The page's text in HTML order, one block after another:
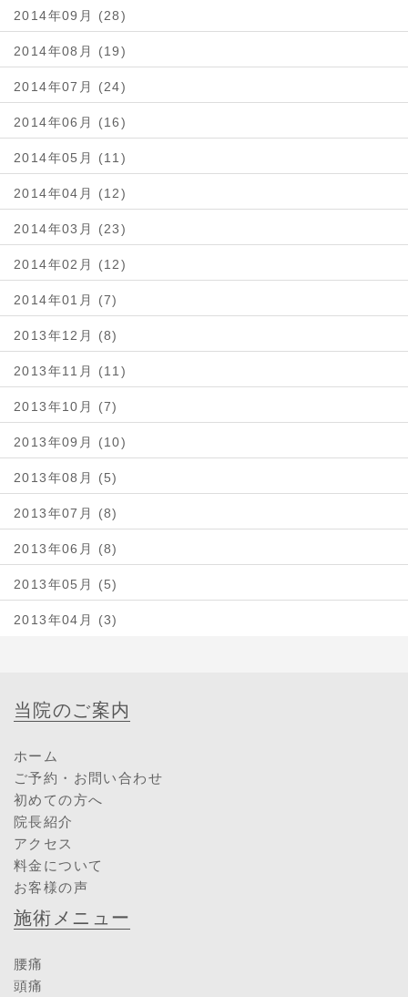
2014年09月 (28)
2014年08月 (19)
2014年07月 (24)
2014年06月 (16)
2014年05月 (11)
2014年04月 (12)
2014年03月 (23)
2014年02月 (12)
2014年01月 (7)
2013年12月 (8)
2013年11月 (11)
2013年10月 (7)
2013年09月 (10)
2013年08月 (5)
2013年07月 (8)
2013年06月 (8)
2013年05月 (5)
2013年04月 (3)
当院のご案内
ホーム
ご予約・お問い合わせ
初めての方へ
院長紹介
アクセス
料金について
お客様の声
施術メニュー
腰痛
頭痛